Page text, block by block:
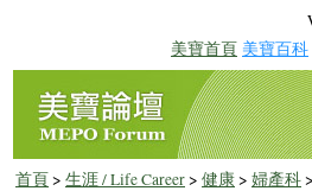
美寶首頁 美寶百科
首頁> 生涯 / Life Career> 健康> 婦產科